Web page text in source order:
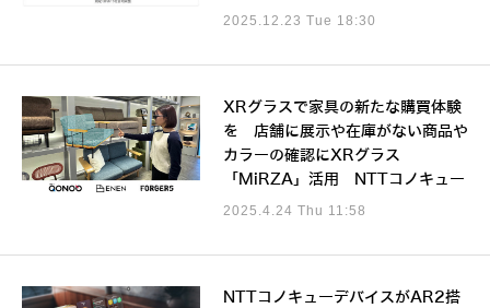
2025.12.23 Tue 18:30
XRグラスで家具の新たな購買体験
を 店舗に展示や在庫がない商品や
カラーの確認にXRグラス
「MiRZA」活用 NTTコノキュー
2025.4.24 Thu 11:58
NTTコノキューデバイスがAR2搭